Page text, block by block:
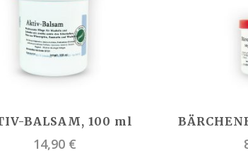
BALSAM, 100 ml
14,90 €